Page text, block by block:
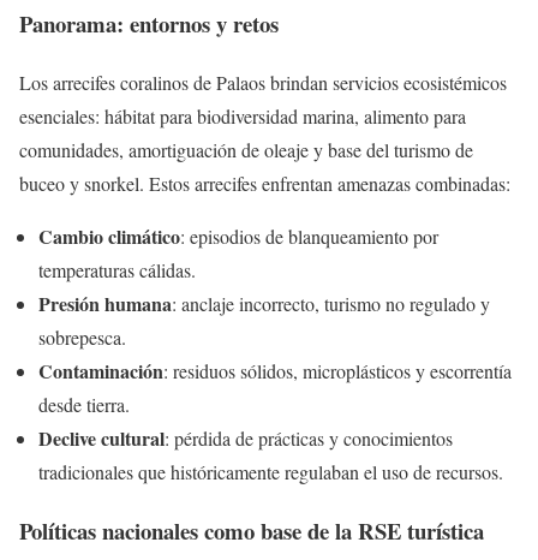
Panorama: entornos y retos
Los arrecifes coralinos de Palaos brindan servicios ecosistémicos
esenciales: hábitat para biodiversidad marina, alimento para
comunidades, amortiguación de oleaje y base del turismo de
buceo y snorkel. Estos arrecifes enfrentan amenazas combinadas:
Cambio climático: episodios de blanqueamiento por
temperaturas cálidas.
Presión humana: anclaje incorrecto, turismo no regulado y
sobrepesca.
Contaminación: residuos sólidos, microplásticos y escorrentía
desde tierra.
Declive cultural: pérdida de prácticas y conocimientos
tradicionales que históricamente regulaban el uso de recursos.
Políticas nacionales como base de la RSE turística